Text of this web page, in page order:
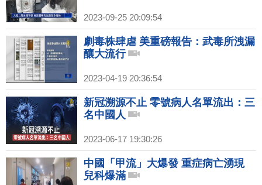
2023-09-25 20:09:54
劇毒株肆虐 美重磅報告：武毒所洩漏
釀大流行
2023-04-19 20:36:54
新冠溯源不止 零號病人名單流出：三
名中國人
2023-06-17 19:30:26
中國「甲流」大爆發 重症病亡湧現
兒科爆滿